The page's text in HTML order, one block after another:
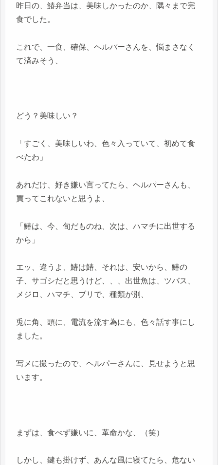
昨日の、鰆弁当は、美味しかったのか、隅々まで完
食でした。
これで、一食、確保、ヘルパーさんを、悩まさなく
て済みそう、
どう？美味しい？
「すごく、美味しいわ、色々入っていて、初めて食
べたわ」
あれだけ、好き嫌い言ってたら、ヘルパーさんも、
買ってこれないと思うよ、
「鰆は、今、旬だものね、次は、ハマチに出世する
から」
エッ、違うよ、鰆は鰆、それは、安いから、鰆の
子、サゴシだと思うけど、、、出世魚は、ツバス、
メジロ、ハマチ、ブリで、種類が別、
兎に角、頭に、電流を流す為にも、色々話す事にし
ました。
写メに撮ったので、ヘルパーさんに、見せようと思
います。
まずは、食べず嫌いに、革命かな、（笑）
しかし、鍵も掛けず、あんな風に寝てたら、危ない